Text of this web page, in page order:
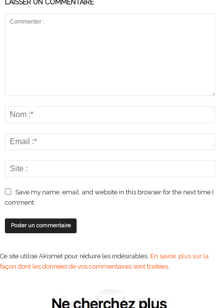
LAISSER UN COMMENTAIRE
Save my name, email, and website in this browser for the next time I
comment.
Ce site utilise Akismet pour réduire les indésirables. En savoir plus sur la
façon dont les données de vos commentaires sont traitées.